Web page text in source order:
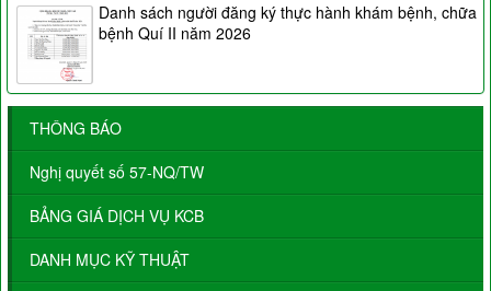
Danh sách người đăng ký thực hành khám bệnh, chữa
bệnh Quí II năm 2026
THÔNG BÁO
Nghị quyết số 57-NQ/TW
BẢNG GIÁ DỊCH VỤ KCB
DANH MỤC KỸ THUẬT